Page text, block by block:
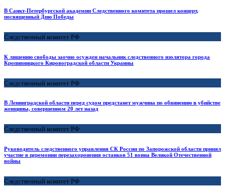
В Санкт-Петербургской академии Следственного комитета прошел концерт,
посвященный Дню Победы
Следственный комитет РФ
К лишению свободы заочно осужден начальник следственного изолятора города
Кропивницкого Кировоградской области Украины
Следственный комитет РФ
В Ленинградской области перед судом предстанет мужчина по обвинению в убийстве
женщины, совершенном 20 лет назад
Следственный комитет РФ
Руководитель следственного управления СК России по Запорожской области принял
участие в церемонии перезахоронения останков 51 воина Великой Отечественной
войны
Следственный комитет РФ